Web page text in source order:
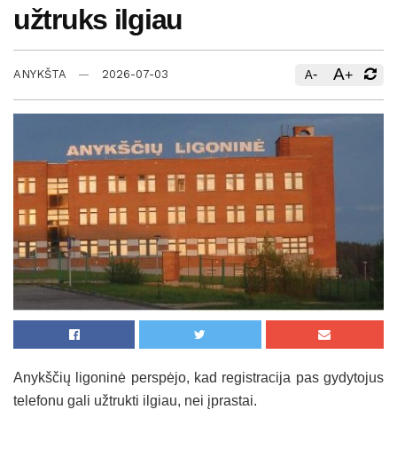
užtruks ilgiau
ANYKŠTA 2026-07-03 A- A+
Anykščių ligoninė perspėjo, kad registracija pas gydytojus
telefonu gali užtrukti ilgiau, nei įprastai.